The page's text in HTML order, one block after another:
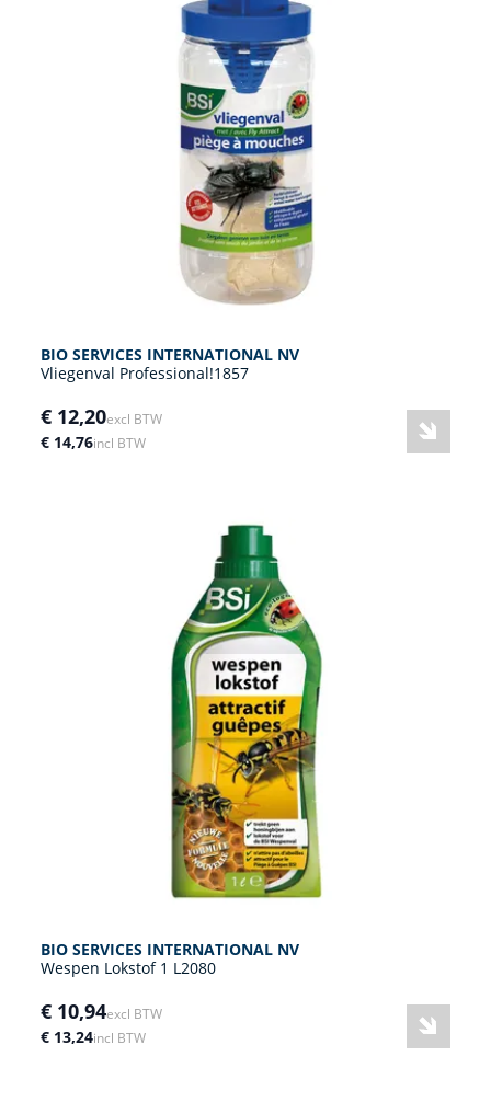
BIO SERVICES INTERNATIONAL NV
Vliegenval Professional!1857
€ 12,20excl BTW
€ 14,76incl BTW
BIO SERVICES INTERNATIONAL NV
Wespen Lokstof 1 L2080
€ 10,94excl BTW
€ 13,24incl BTW